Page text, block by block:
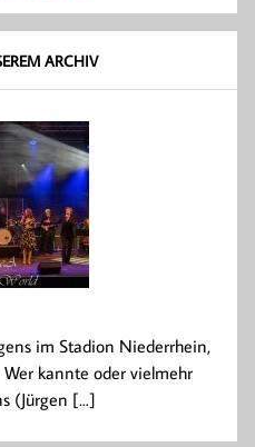
ARCHIV
im Stadion Niederrhein,
kannte oder vielmehr
(Jürgen [...]